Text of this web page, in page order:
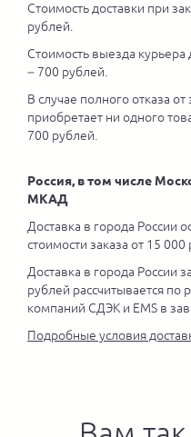
Стоимость доставки при
рублей.
Стоимость выезда курьера
– 700 рублей.
В случае полного отказа
приобретает ни одного
700 рублей.
Россия, в том числе
МКАД
Доставка в города России
стоимости заказа от 15 000
Доставка в города России
рублей рассчитывается по
компаний СДЭК и EMS в
Подробные условия